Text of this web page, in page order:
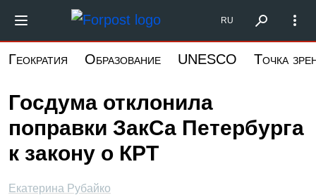
основному
Форпост Северо-Запад
RU
Геократия Образование UNESCO Точка
Госдума отклонила
поправки ЗакСа Петербурга
к закону о КРТ
Екатерина Рубайко